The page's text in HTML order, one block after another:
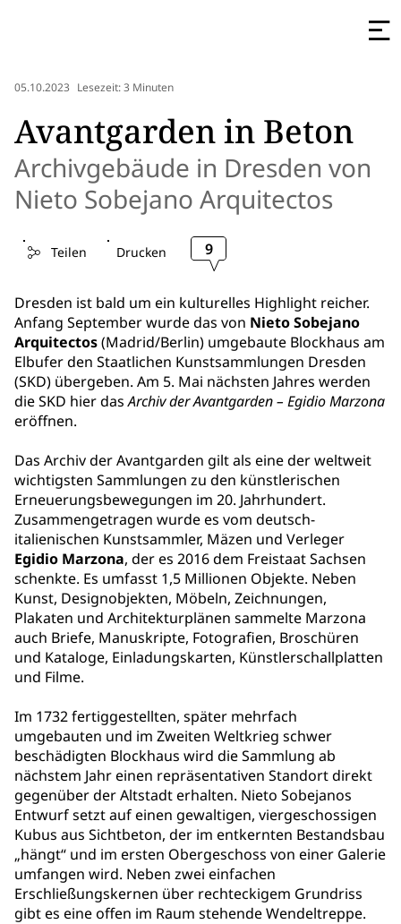
05.10.2023 Lesezeit: 3 Minuten
Avantgarden in Beton
Archivgebäude in Dresden von
Nieto Sobejano Arquitectos
Teilen Drucken 9
Dresden ist bald um ein kulturelles Highlight reicher.
Anfang September wurde das von Nieto Sobejano
Arquitectos(Madrid/Berlin) umgebaute Blockhaus am
Elbufer den Staatlichen Kunstsammlungen Dresden
(SKD) übergeben. Am 5. Mai nächsten Jahres werden
die SKD hier dasArchiv der Avantgarden – Egidio Marzona
eröffnen.
Das Archiv der Avantgarden gilt als eine der weltweit
wichtigsten Sammlungen zu den künstlerischen
Erneuerungsbewegungen im 20. Jahrhundert.
Zusammengetragen wurde es vom deutsch-
italienischen Kunstsammler, Mäzen und Verleger
Egidio Marzona, der es 2016 dem Freistaat Sachsen
schenkte. Es umfasst 1,5 Millionen Objekte. Neben
Kunst, Designobjekten, Möbeln, Zeichnungen,
Plakaten und Architekturplänen sammelte Marzona
auch Briefe, Manuskripte, Fotografien, Broschüren
und Kataloge, Einladungskarten, Künstlerschallplatten
und Filme.
Im 1732 fertiggestellten, später mehrfach
umgebauten und im Zweiten Weltkrieg schwer
beschädigten Blockhaus wird die Sammlung ab
nächstem Jahr einen repräsentativen Standort direkt
gegenüber der Altstadt erhalten. Nieto Sobejanos
Entwurf setzt auf einen gewaltigen, viergeschossigen
Kubus aus Sichtbeton, der im entkernten Bestandsbau
„hängt“ und im ersten Obergeschoss von einer Galerie
umfangen wird. Neben zwei einfachen
Erschließungskernen über rechteckigem Grundriss
gibt es eine offen im Raum stehende Wendeltreppe.